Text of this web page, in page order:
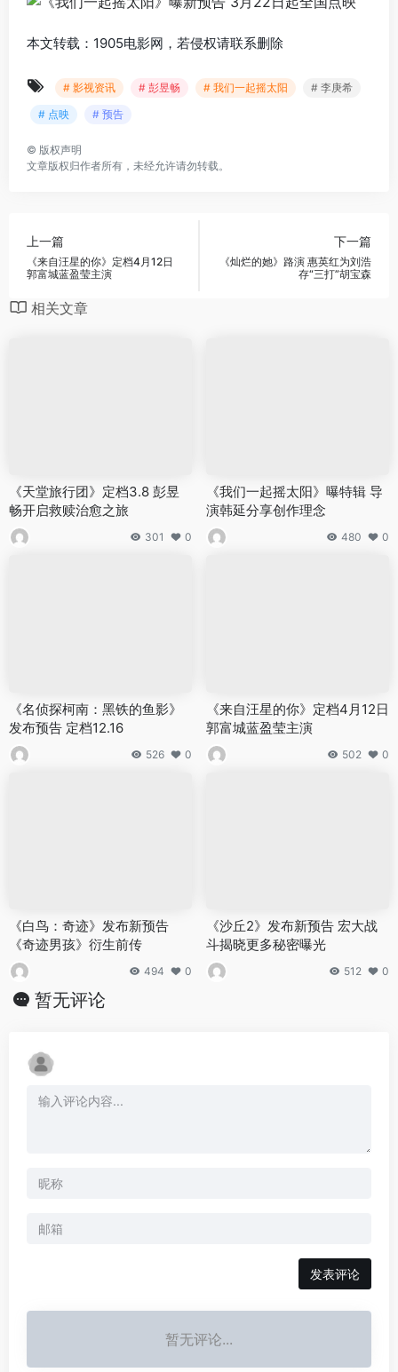
本文转载：1905电影网，若侵权请联系删除
# 影视资讯 # 彭昱畅 # 我们一起摇太阳
# 李庚希
# 点映
# 预告
© 版权声明
文章版权归作者所有，未经允许请勿转载。
上一篇
《来自汪星的你》定档4月12日
郭富城蓝盈莹主演
下一篇
《灿烂的她》路演 惠英红为刘浩
存“三打”胡宝森
相关文章
《天堂旅行团》定档3.8 彭昱
畅开启救赎治愈之旅
301 0
《我们一起摇太阳》曝特辑 导
演韩延分享创作理念
480 0
《名侦探柯南：黑铁的鱼影》
发布预告 定档12.16
526 0
《来自汪星的你》定档4月12日
郭富城蓝盈莹主演
502 0
《白鸟：奇迹》发布新预告
《奇迹男孩》衍生前传
494 0
《沙丘2》发布新预告 宏大战
斗揭晓更多秘密曝光
512 0
暂无评论
发表评论
暂无评论...